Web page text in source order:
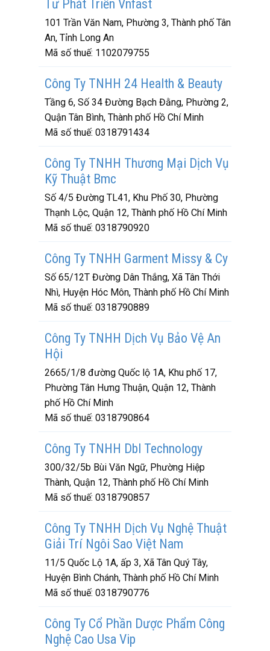
Tư Phát Triển Vnfast
101 Trần Văn Nam, Phường 3, Thành phố Tân
An, Tỉnh Long An
Mã số thuế: 1102079755
Công Ty TNHH 24 Health & Beauty
Tầng 6, Số 34 Đường Bạch Đằng, Phường 2,
Quận Tân Bình, Thành phố Hồ Chí Minh
Mã số thuế: 0318791434
Công Ty TNHH Thương Mại Dịch Vụ
Kỹ Thuật Bmc
Số 4/5 Đường TL41, Khu Phố 30, Phường
Thạnh Lộc, Quận 12, Thành phố Hồ Chí Minh
Mã số thuế: 0318790920
Công Ty TNHH Garment Missy & Cy
Số 65/12T Đường Dân Thắng, Xã Tân Thới
Nhì, Huyện Hóc Môn, Thành phố Hồ Chí Minh
Mã số thuế: 0318790889
Công Ty TNHH Dịch Vụ Bảo Vệ An
Hội
2665/1/8 đường Quốc lộ 1A, Khu phố 17,
Phường Tân Hưng Thuận, Quận 12, Thành
phố Hồ Chí Minh
Mã số thuế: 0318790864
Công Ty TNHH Dbl Technology
300/32/5b Bùi Văn Ngữ, Phường Hiệp
Thành, Quận 12, Thành phố Hồ Chí Minh
Mã số thuế: 0318790857
Công Ty TNHH Dịch Vụ Nghệ Thuật
Giải Trí Ngôi Sao Việt Nam
11/5 Quốc Lộ 1A, ấp 3, Xã Tân Quý Tây,
Huyện Bình Chánh, Thành phố Hồ Chí Minh
Mã số thuế: 0318790776
Công Ty Cổ Phần Dược Phẩm Công
Nghệ Cao Usa Vip